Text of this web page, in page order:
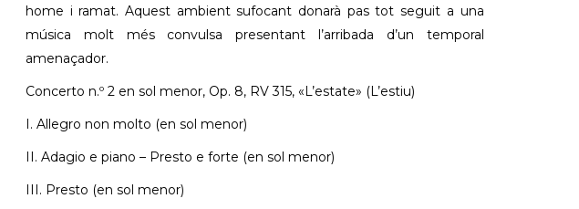
home i ramat. Aquest ambient sufocant donarà pas tot seguit a una
música molt més convulsa presentant l’arribada d’un temporal
amenaçador.
Concerto n.º 2 en sol menor, Op. 8, RV 315, «L’estate» (L’estiu)
I. Allegro non molto (en sol menor)
II. Adagio e piano – Presto e forte (en sol menor)
III. Presto (en sol menor)